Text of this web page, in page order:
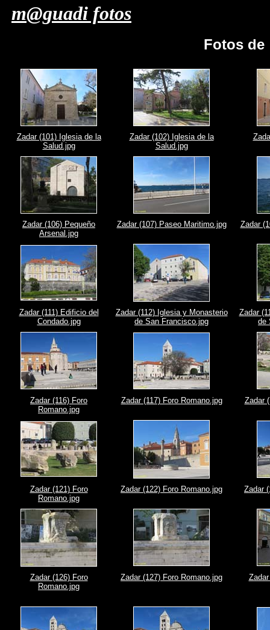
m@guadi fotos
Fotos de
Zadar (101) Iglesia de la
Salud.jpg
Zadar (102) Iglesia de la
Salud.jpg
Zadar (106) Pequeño
Arsenal.jpg
Zadar (107) Paseo Maritimo.jpg Zadar
Zadar (111) Edificio del
Condado.jpg
Zadar (112) Iglesia y Monasterio
de San Francisco.jpg
Zadar
de
Zadar (116) Foro
Romano.jpg
Zadar (117) Foro Romano.jpg Zadar
Zadar (121) Foro
Romano.jpg
Zadar (122) Foro Romano.jpg Zadar
Zadar (126) Foro
Romano.jpg
Zadar (127) Foro Romano.jpg